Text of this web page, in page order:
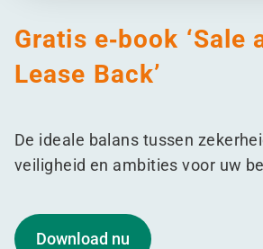
Gratis e‑book ‘Sale
Lease Back’
De ideale balans tussen
veiligheid en ambities voor uw
Download nu